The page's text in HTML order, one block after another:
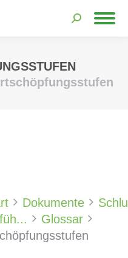
Search:
Dokumente
Glossar